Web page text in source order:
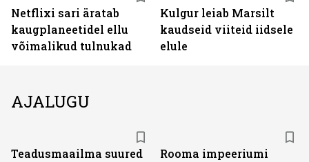
Netflixi sari äratab
kaugplaneetidel ellu
võimalikud tulnukad
Kulgur leiab Marsilt
kaudseid viiteid iidsele
elule
AJALUGU
Teadusmaailma suured
Rooma impeeriumi